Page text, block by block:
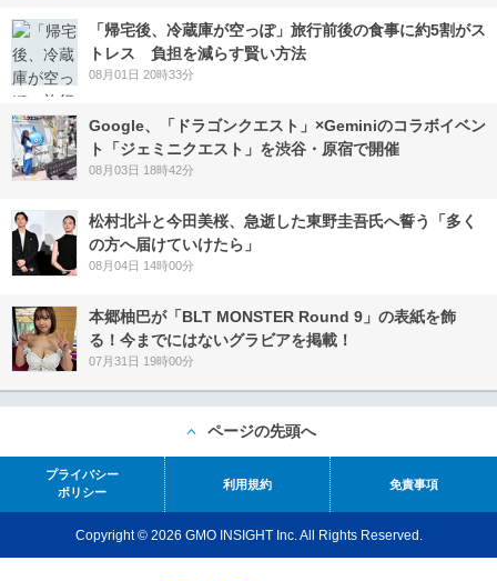
「帰宅後、冷蔵庫が空っぽ」旅行前後の食事に約5割がス
トレス 負担を減らす賢い方法
08月01日 20時33分
Google、「ドラゴンクエスト」×Geminiのコラボイベン
ト「ジェミニクエスト」を渋谷・原宿で開催
08月03日 18時42分
松村北斗と今田美桜、急逝した東野圭吾氏へ誓う「多く
の方へ届けていけたら」
08月04日 14時00分
本郷柚巴が「BLT MONSTER Round 9」の表紙を飾
る！今までにはないグラビアを掲載！
07月31日 19時00分
ページの先頭へ
プライバシー
ポリシー
利用規約 免責事項
Copyright © 2026 GMO INSIGHT Inc. All Rights Reserved.